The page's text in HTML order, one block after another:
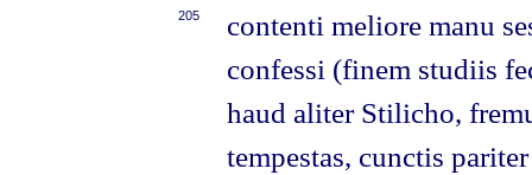
205
contenti meliore manu
confessi (finem studiis
haud aliter Stilicho,
tempestas, cunctis